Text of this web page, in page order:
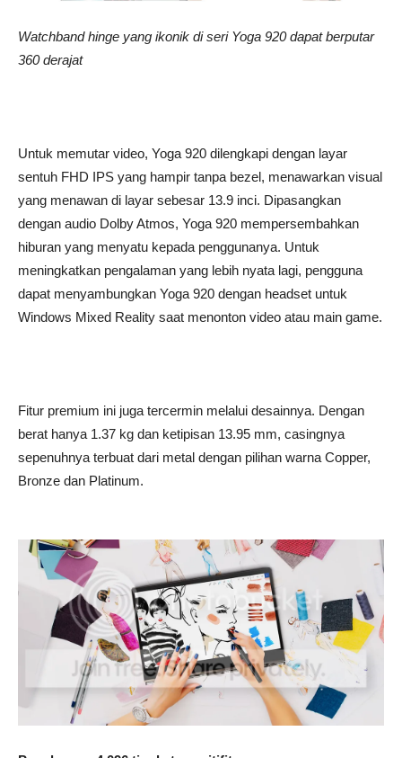
Watchband hinge yang ikonik di seri Yoga 920 dapat berputar
360 derajat
Untuk memutar video, Yoga 920 dilengkapi dengan layar
sentuh FHD IPS yang hampir tanpa bezel, menawarkan visual
yang menawan di layar sebesar 13.9 inci. Dipasangkan
dengan audio Dolby Atmos, Yoga 920 mempersembahkan
hiburan yang menyatu kepada penggunanya. Untuk
meningkatkan pengalaman yang lebih nyata lagi, pengguna
dapat menyambungkan Yoga 920 dengan headset untuk
Windows Mixed Reality saat menonton video atau main game.
Fitur premium ini juga tercermin melalui desainnya. Dengan
berat hanya 1.37 kg dan ketipisan 13.95 mm, casingnya
sepenuhnya terbuat dari metal dengan pilihan warna Copper,
Bronze dan Platinum.